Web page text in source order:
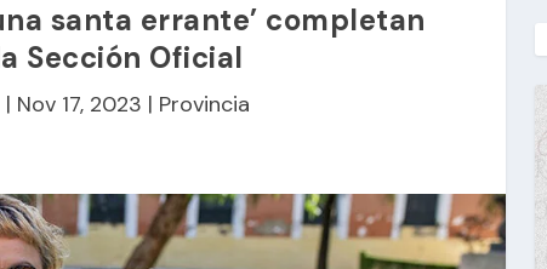
santa errante’ completan
Sección Oficial
| Nov 17, 2023 | Provincia